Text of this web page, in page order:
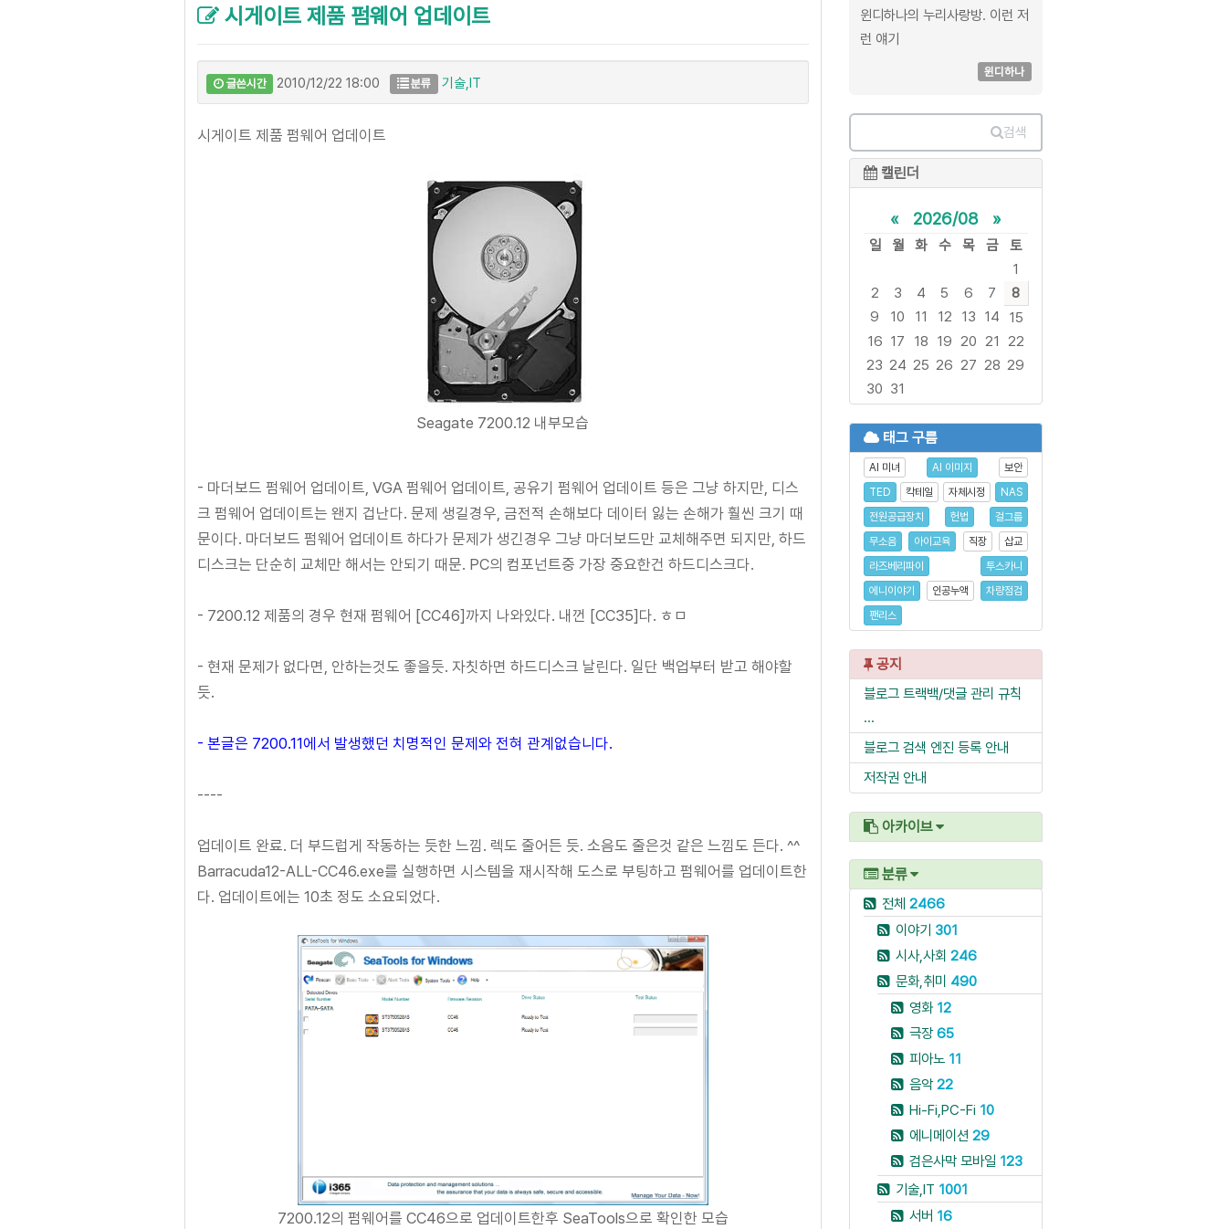
시게이트 제품 펌웨어 업데이트
글쓴시간 2010/12/22 18:00 분류 기술,IT
시게이트 제품 펌웨어 업데이트
Seagate 7200.12 내부모습
- 마더보드 펌웨어 업데이트, VGA 펌웨어 업데이트, 공유기 펌웨어 업데이트 등은 그냥 하지만, 디스
크 펌웨어 업데이트는 왠지 겁난다. 문제 생길경우, 금전적 손해보다 데이터 잃는 손해가 훨씬 크기 때
문이다. 마더보드 펌웨어 업데이트 하다가 문제가 생긴경우 그냥 마더보드만 교체해주면 되지만, 하드
디스크는 단순히 교체만 해서는 안되기 때문. PC의 컴포넌트중 가장 중요한건 하드디스크다.
- 7200.12 제품의 경우 현재 펌웨어 [CC46]까지 나와있다. 내껀 [CC35]다. ㅎㅁ
- 현재 문제가 없다면, 안하는것도 좋을듯. 자칫하면 하드디스크 날린다. 일단 백업부터 받고 해야할
듯.
- 본글은 7200.11에서 발생했던 치명적인 문제와 전혀 관계없습니다.
----
업데이트 완료. 더 부드럽게 작동하는 듯한 느낌. 렉도 줄어든 듯. 소음도 줄은것 같은 느낌도 든다. ^^
Barracuda12-ALL-CC46.exe를 실행하면 시스템을 재시작해 도스로 부팅하고 펌웨어를 업데이트한
다. 업데이트에는 10초 정도 소요되었다.
7200.12의 펌웨어를 CC46으로 업데이트한후 SeaTools으로 확인한 모습
윈디하나의 누리사랑방. 이런 저
런 얘기
윈디하나
검색
캘린더
« 2026/08 »
일 월 화 수 목 금
토
1
2
3 4 5 6 7
8
9
10 11 12 13 14
15
16 17 18 19 20 21
22
23 24 25 26 27 28 29
30 31
태그 구름
AI 미녀 AI 이미지
보안
TED
칵테일 자체시정
NAS
전원공급장치
헌법
걸그룹
무소음
아이교육 직장
삽교
라즈베리파이
투스카니
에니이야기
인공누액
차량점검
팬리스
공지
블로그 트랙백/댓글 관리 규칙
...
블로그 검색 엔진 등록 안내
저작권 안내
아카이브
분류
전체 2466
이야기 301
시사,사회 246
문화,취미 490
영화 12
극장65
피아노 11
음악22
Hi-Fi,PC-Fi 10
에니메이션 29
검은사막 모바일 123
기술,IT 1001
서버 16